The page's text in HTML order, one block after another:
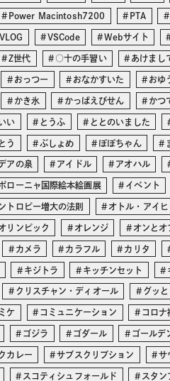
Power Macintosh7200 PTA
VLOG VSCode Webサイト
Z世代 ○十の手習い あけまし
おっつー おなかすいた おゆ
かき氷 かっぱえびせん かつ
い とうふ ととのいました
う ぶしょめ ぽぽちゃん
アの泉 アイドル アオハル
ローニャ国際絵本絵画展 イベント
トロピー増大の法則 オトル・アイヒ
リンピック オレンジ オンとオ
カメラ カラフル カリタ
キジトラ キッチンセット
クリスチャン・ディオール グッ
ケ コミュニケーション コロナ
ゴジラ ゴダール ゴールデ
カレー サブスクリプション サ
スコティシュフォールド スタン